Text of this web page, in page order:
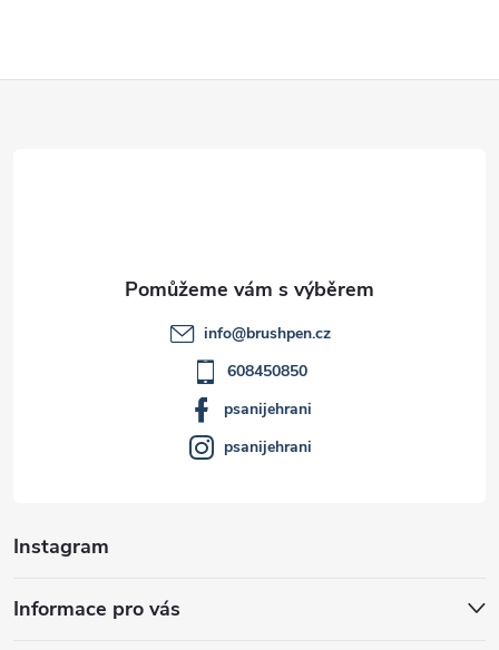
Instagram
Informace pro vás
info@brushpen.cz
608450850
psanijehrani
psanijehrani